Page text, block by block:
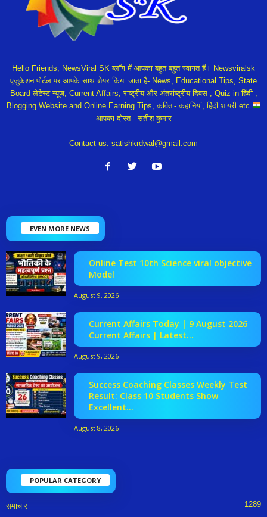
Hello Friends, NewsViral SK ब्लॉग में आपका बहुत बहुत स्वागत हैं। Newsviralsk
एजुकेशन पोर्टल पर आपके साथ शेयर किया जाता है- News, Educational Tips, State
Board लेटेस्ट न्यूज, Current Affairs, राष्ट्रीय और अंतर्राष्ट्रीय दिवस , Quiz in हिंदी ,
Blogging Website and Online Earning Tips, कविता- कहानियां, हिंदी शायरी etc
आपका दोस्त-- सतीश कुमार
Contact us: satishkrdwal@gmail.com
EVEN MORE NEWS
Online Test 10th Science viral objective
Model
August 9, 2026
Current Affairs Today | 9 August 2026
Current Affairs | Latest...
August 9, 2026
Success Coaching Classes Weekly Test
Result: Class 10 Students Show
Excellent...
August 8, 2026
POPULAR CATEGORY
समाचार 1289